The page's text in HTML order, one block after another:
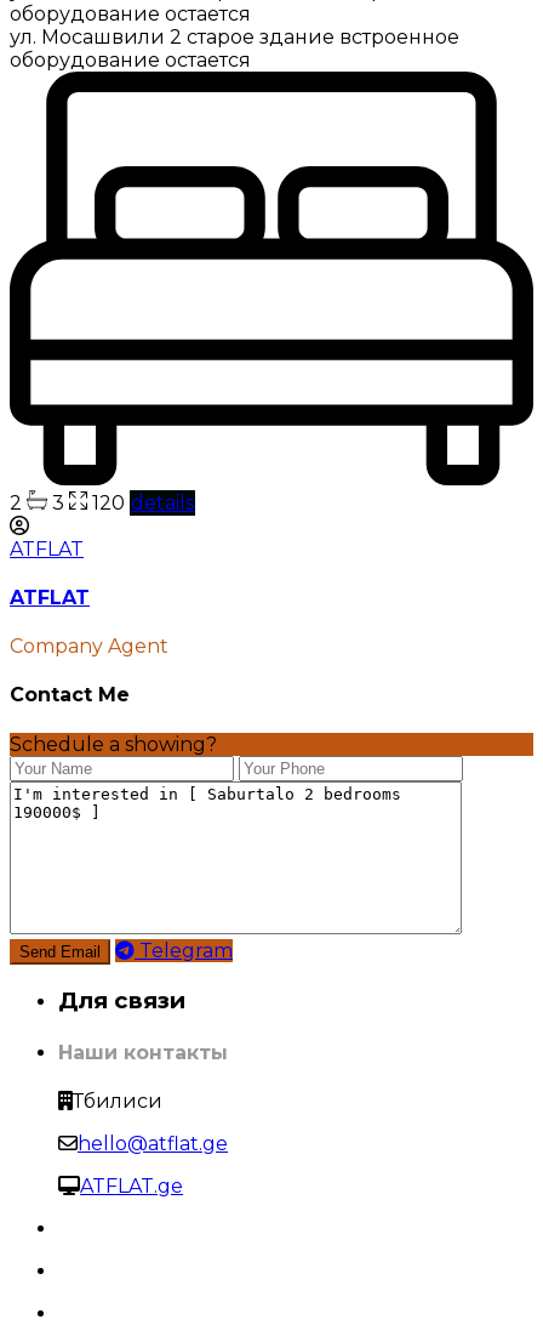
оборудование остается
ул. Мосашвили 2 старое здание встроенное
оборудование остается
2 3 120 details
ATFLAT
ATFLAT
Company Agent
Contact Me
Schedule a showing?
Telegram
Для связи
Наши контакты
Тбилиси
hello@atflat.ge
ATFLAT.ge